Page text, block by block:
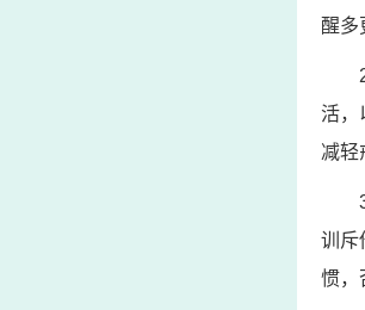
醒多
活，
减轻
训斥
惯，